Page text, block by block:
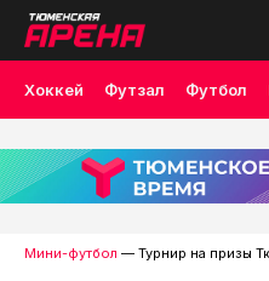
Хоккей Футзал Футбол
Лыжные гонки Волейбол
Скалолазание Велоспорт
Мини-футбол — Турнир на призы